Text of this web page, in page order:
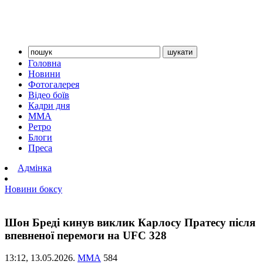
Головна
Новини
Фотогалерея
Відео боїв
Кадри дня
ММА
Ретро
Блоги
Преса
Адмінка
Новини боксу
Шон Бреді кинув виклик Карлосу Пратесу після
впевненої перемоги на UFC 328
13:12, 13.05.2026. ММА 584